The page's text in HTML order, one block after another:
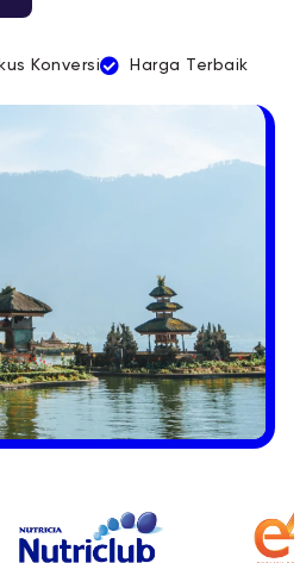
Konversi Harga Terbaik